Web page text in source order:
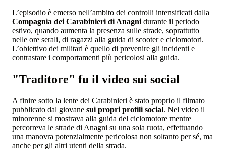
L’episodio è emerso nell’ambito dei controlli intensificati dalla
Compagnia dei Carabinieri di Anagni durante il periodo
estivo, quando aumenta la presenza sulle strade, soprattutto
nelle ore serali, di ragazzi alla guida di scooter e ciclomotori.
L’obiettivo dei militari è quello di prevenire gli incidenti e
contrastare i comportamenti più pericolosi alla guida.
"Traditore" fu il video sui social
A finire sotto la lente dei Carabinieri è stato proprio il filmato
pubblicato dal giovane sui propri profili social. Nel video il
minorenne si mostrava alla guida del ciclomotore mentre
percorreva le strade di Anagni su una sola ruota, effettuando
una manovra potenzialmente pericolosa non soltanto per sé, ma
anche per gli altri utenti della strada.